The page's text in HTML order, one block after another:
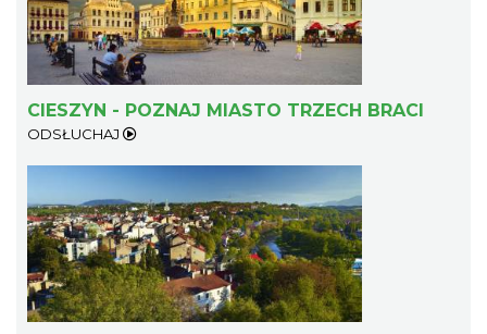
Cieszyn
2026-07-03
0.31 km
Ślad. Litera. Piksel. Wystawa z okazji 30-
lecia Muzeum Drukarstwa w Cieszynie
Cieszyn
0.33 km
CIESZYN - POZNAJ MIASTO TRZECH BRACI
ODSŁUCHAJ